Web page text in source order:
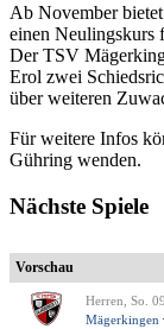
Ab November
einen Neulingskurs
Der TSV
Erol zwei
über weiteren
Für weitere Infos
Gühring wenden.
Nächste Spiele
Vorschau
Herren, So.
Mägerkingen